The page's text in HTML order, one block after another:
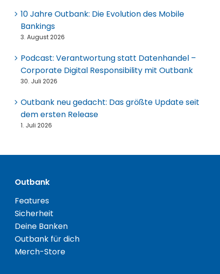
10 Jahre Outbank: Die Evolution des Mobile
Bankings
3. August 2026
Podcast: Verantwortung statt Datenhandel –
Corporate Digital Responsibility mit Outbank
30. Juli 2026
Outbank neu gedacht: Das größte Update seit
dem ersten Release
1. Juli 2026
Outbank
Features
Sicherheit
Deine Banken
Outbank für dich
Merch-Store